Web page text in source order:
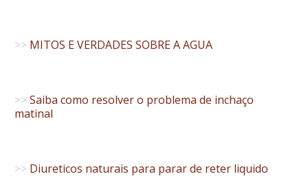
>> MITOS E VERDADES SOBRE A AGUA
>> Saiba como resolver o problema de inchaço
matinal
>> Diureticos naturais para parar de reter liquido